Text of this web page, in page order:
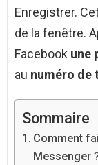
Enregistrer.
de la fenêtre.
Facebook une
au numéro de
Sommaire
Comment
Messenger